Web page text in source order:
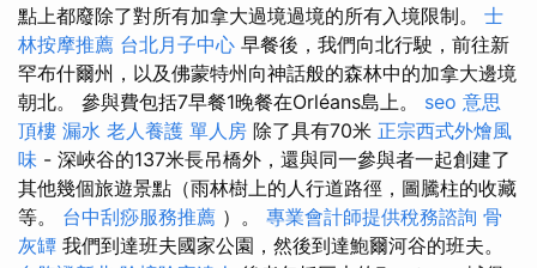
點上都廢除了對所有加拿大過境過境的所有入境限制。 士
林按摩推薦 台北月子中心 早餐後，我們向北行駛，前往新
罕布什爾州，以及佛蒙特州向神話般的森林中的加拿大邊境
朝北。 參與費包括7早餐1晚餐在Orléans島上。 seo 意思
頂樓 漏水 老人養護 單人房 除了具有70米 正宗西式外燴風
味 - 深峽谷的137米長吊橋外，還與同一參與者一起創建了
其他幾個旅遊景點（雨林樹上的人行道路徑，圖騰柱的收藏
等。 台中刮痧服務推薦 ）。 專業會計師提供稅務諮詢 骨
灰罈 我們到達班夫國家公園，然後到達鮑爾河谷的班夫。